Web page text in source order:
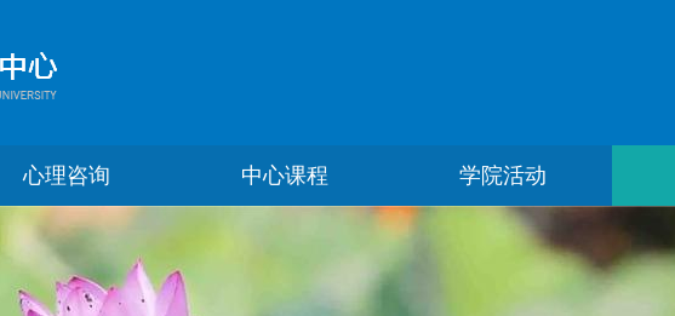
心理咨询 中心课程 学院活动